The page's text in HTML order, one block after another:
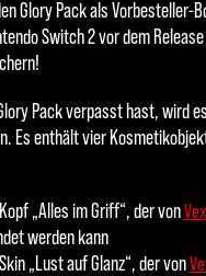
Glory Pack als Vorbesteller-
Switch 2 vor dem
Pack verpasst hast, wird
Es enthält vier
„Alles im Griff“, der vonVex
werden kann
„Lust auf Glanz“, der von